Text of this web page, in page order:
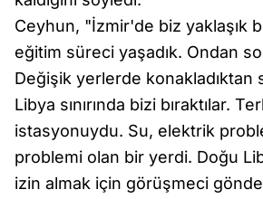
Ceyhun, "İzmir'de biz yaklaşık
eğitim süreci yaşadık. Ondan
Değişik yerlerde konakladıktan
Libya sınırında bizi bıraktılar.
istasyonuydu. Su, elektrik
problemi olan bir yerdi. Doğu
izin almak için görüşmeci